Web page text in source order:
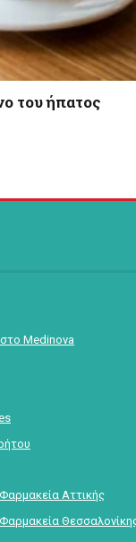
του ήπατος
Medinova
Αττικής